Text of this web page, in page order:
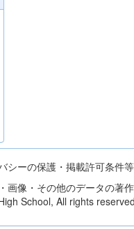
ーの保護・掲載許可条件
像・その他のデータの著
School, All rights